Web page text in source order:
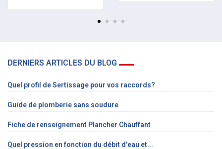
DERNIERS ARTICLES DU BLOG
Quel profil de Sertissage pour vos raccords?
Guide de plomberie sans soudure
Fiche de renseignement Plancher Chauffant
Quel pression en fonction du débit d'eau et...